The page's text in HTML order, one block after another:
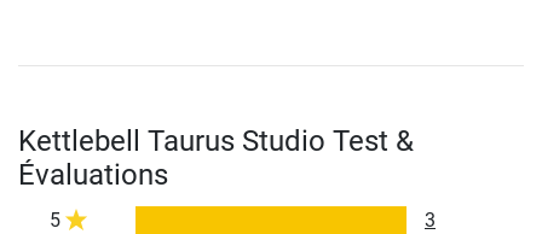
Kettlebell Taurus Studio Test &
Évaluations
5
3